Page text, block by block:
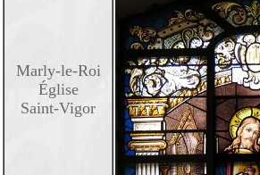
Marly-le-Roi
Église
Saint-Vigor